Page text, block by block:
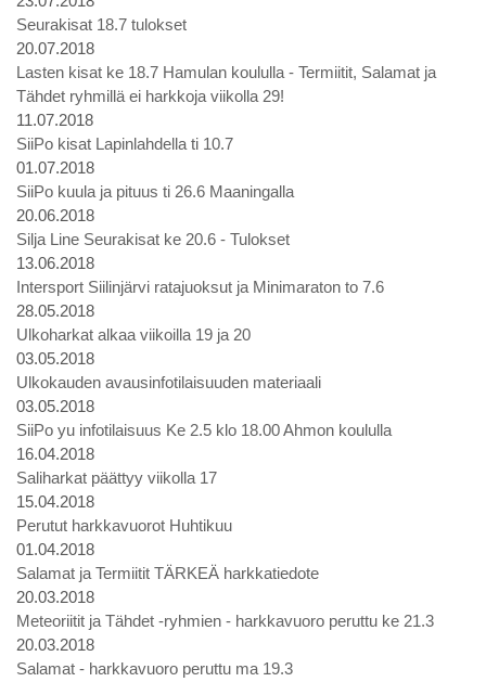
Seurakisat 18.7 tulokset
20.07.2018
Lasten kisat ke 18.7 Hamulan koululla - Termiitit, Salamat ja
Tähdet ryhmillä ei harkkoja viikolla 29!
11.07.2018
SiiPo kisat Lapinlahdella ti 10.7
01.07.2018
SiiPo kuula ja pituus ti 26.6 Maaningalla
20.06.2018
Silja Line Seurakisat ke 20.6 - Tulokset
13.06.2018
Intersport Siilinjärvi ratajuoksut ja Minimaraton to 7.6
28.05.2018
Ulkoharkat alkaa viikoilla 19 ja 20
03.05.2018
Ulkokauden avausinfotilaisuuden materiaali
03.05.2018
SiiPo yu infotilaisuus Ke 2.5 klo 18.00 Ahmon koululla
16.04.2018
Saliharkat päättyy viikolla 17
15.04.2018
Perutut harkkavuorot Huhtikuu
01.04.2018
Salamat ja Termiitit TÄRKEÄ harkkatiedote
20.03.2018
Meteoriitit ja Tähdet -ryhmien - harkkavuoro peruttu ke 21.3
20.03.2018
Salamat - harkkavuoro peruttu ma 19.3